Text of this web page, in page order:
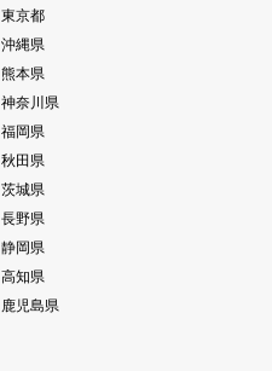
東京都
沖縄県
熊本県
神奈川県
福岡県
秋田県
茨城県
長野県
静岡県
高知県
鹿児島県